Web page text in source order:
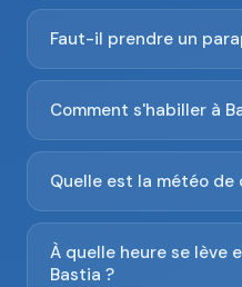
Faut-il prendre un
Comment s'habiller à
Quelle est la météo de
À quelle heure se lève
Bastia ?